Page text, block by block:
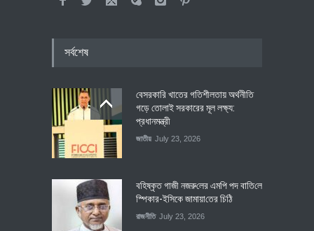
সর্বশেষ
বেসরকারি খাতের গতিশীলতায় অর্থনীতি
গড়ে তোলাই সরকারের মূল লক্ষ্য:
প্রধানমন্ত্রী
জাতীয় July 23, 2026
বহিষ্কৃত গাজী নজরু‌লের এম‌পি পদ বা‌তি‌লে
স্পিকার-ইসিকে জামায়া‌তের চি‌ঠি
রাজনীতি July 23, 2026